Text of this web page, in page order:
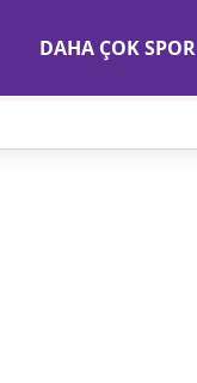
DAHA ÇOK SPOR